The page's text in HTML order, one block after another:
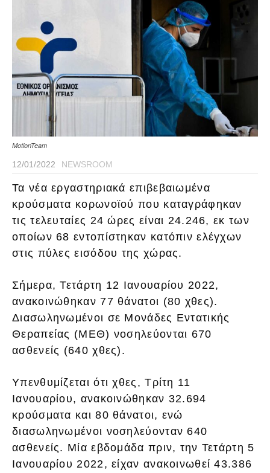
MotionTeam
12/01/2022 NEWSROOM
Τα νέα εργαστηριακά επιβεβαιωμένα
κρούσματα κορωνοϊού που καταγράφηκαν
τις τελευταίες 24 ώρες είναι 24.246, εκ των
οποίων 68 εντοπίστηκαν κατόπιν ελέγχων
στις πύλες εισόδου της χώρας.
Σήμερα, Τετάρτη 12 Ιανουαρίου 2022,
ανακοινώθηκαν 77 θάνατοι (80 χθες).
Διασωληνωμένοι σε Μονάδες Εντατικής
Θεραπείας (ΜΕΘ) νοσηλεύονται 670
ασθενείς (640 χθες).
Υπενθυμίζεται ότι χθες, Τρίτη 11
Ιανουαρίου, ανακοινώθηκαν 32.694
κρούσματα και 80 θάνατοι, ενώ
διασωληνωμένοι νοσηλεύονταν 640
ασθενείς. Μία εβδομάδα πριν, την Τετάρτη 5
Ιανουαρίου 2022, είχαν ανακοινωθεί 43.386